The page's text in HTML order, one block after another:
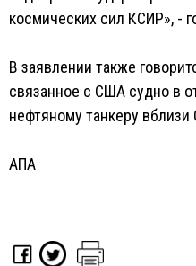
космических сил КСИР», -
В заявлении также
связанное с США судно в
нефтяному танкеру вблизи
АПА